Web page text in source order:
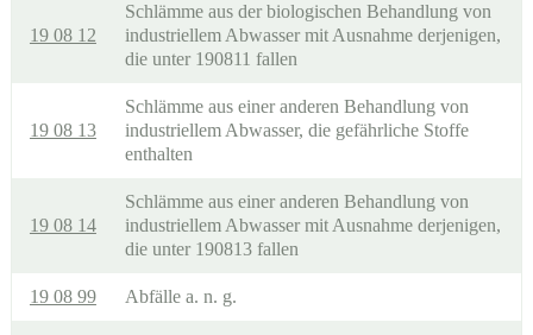
19 08 12
Schlämme aus der biologischen Behandlung von
industriellem Abwasser mit Ausnahme derjenigen,
die unter 190811 fallen
19 08 13
Schlämme aus einer anderen Behandlung von
industriellem Abwasser, die gefährliche Stoffe
enthalten
19 08 14
Schlämme aus einer anderen Behandlung von
industriellem Abwasser mit Ausnahme derjenigen,
die unter 190813 fallen
19 08 99 Abfälle a. n. g.